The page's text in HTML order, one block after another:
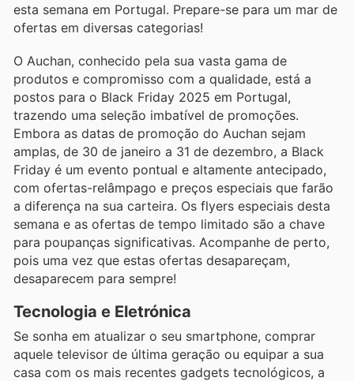
esta semana em Portugal. Prepare-se para um mar de
ofertas em diversas categorias!
O Auchan, conhecido pela sua vasta gama de
produtos e compromisso com a qualidade, está a
postos para o Black Friday 2025 em Portugal,
trazendo uma seleção imbatível de promoções.
Embora as datas de promoção do Auchan sejam
amplas, de 30 de janeiro a 31 de dezembro, a Black
Friday é um evento pontual e altamente antecipado,
com ofertas-relâmpago e preços especiais que farão
a diferença na sua carteira. Os flyers especiais desta
semana e as ofertas de tempo limitado são a chave
para poupanças significativas. Acompanhe de perto,
pois uma vez que estas ofertas desapareçam,
desaparecem para sempre!
Tecnologia e Eletrónica
Se sonha em atualizar o seu smartphone, comprar
aquele televisor de última geração ou equipar a sua
casa com os mais recentes gadgets tecnológicos, a